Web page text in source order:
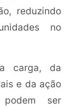
reduzindo
no
carga, da
e da ação
ser